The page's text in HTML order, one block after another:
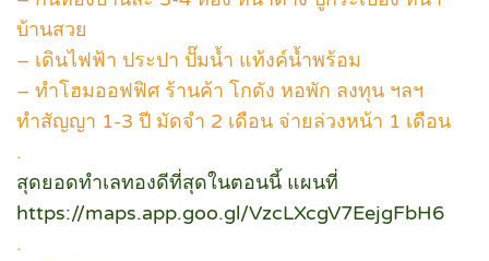
บ้านสวย
– เดินไฟฟ้า ประปา ปั๊มน้ำ แท้งค์น้ำพร้อม
– ทำโฮมออฟฟิศ ร้านค้า โกดัง หอพัก ลงทุน ฯลฯ
ทำสัญญา 1-3 ปี มัดจำ 2 เดือน จ่ายล่วงหน้า 1 เดือน
.
สุดยอดทำเลทองดีที่สุดในตอนนี้ แผนที่
https://maps.app.goo.gl/VzcLXcgV7EejgFbH6
.